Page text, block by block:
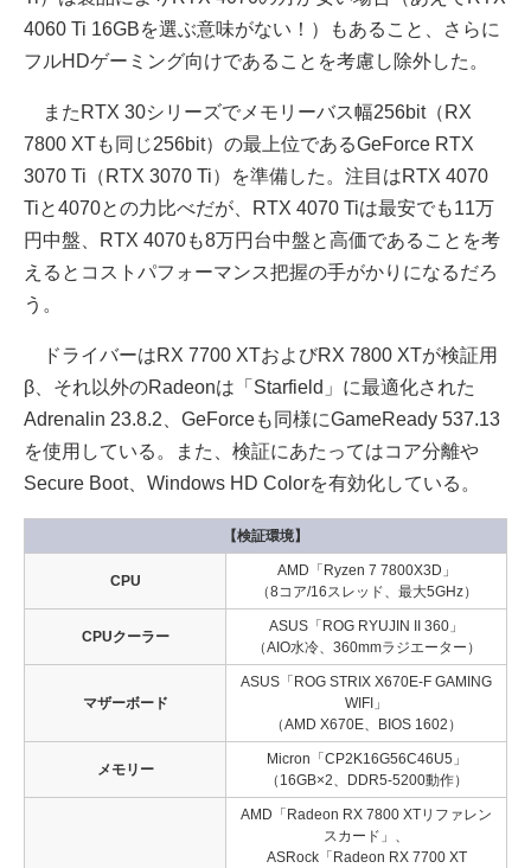
4060 Ti 16GBを選ぶ意味がない！）もあること、さらに
フルHDゲーミング向けであることを考慮し除外した。
またRTX 30シリーズでメモリーバス幅256bit（RX
7800 XTも同じ256bit）の最上位であるGeForce RTX
3070 Ti（RTX 3070 Ti）を準備した。注目はRTX 4070
Tiと4070との力比べだが、RTX 4070 Tiは最安でも11万
円中盤、RTX 4070も8万円台中盤と高価であることを考
えるとコストパフォーマンス把握の手がかりになるだろ
う。
ドライバーはRX 7700 XTおよびRX 7800 XTが検証用
β、それ以外のRadeonは「Starfield」に最適化された
Adrenalin 23.8.2、GeForceも同様にGameReady 537.13
を使用している。また、検証にあたってはコア分離や
Secure Boot、Windows HD Colorを有効化している。
【検証環境】
CPU
AMD「Ryzen 7 7800X3D」
（8コア/16スレッド、最大5GHz）
CPUクーラー
ASUS「ROG RYUJIN II 360」
（AIO水冷、360mmラジエーター）
マザーボード
ASUS「ROG STRIX X670E-F GAMING
WIFI」
（AMD X670E、BIOS 1602）
メモリー
Micron「CP2K16G56C46U5」
（16GB×2、DDR5-5200動作）
AMD「Radeon RX 7800 XTリファレン
スカード」、
ASRock「Radeon RX 7700 XT